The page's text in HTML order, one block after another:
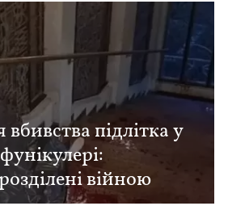
підлітка у
війною